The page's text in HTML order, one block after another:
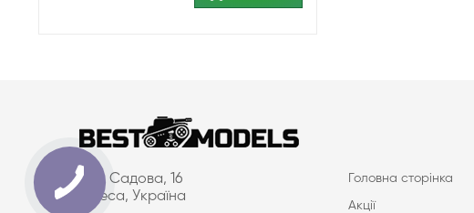
вул. Садова, 16
Одеса, Україна
Головна сторінка
Акції